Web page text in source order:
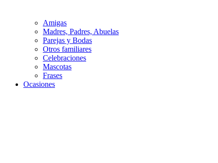
Amigas
Madres, Padres, Abuelas
Parejas y Bodas
Otros familiares
Celebraciones
Mascotas
Frases
Ocasiones